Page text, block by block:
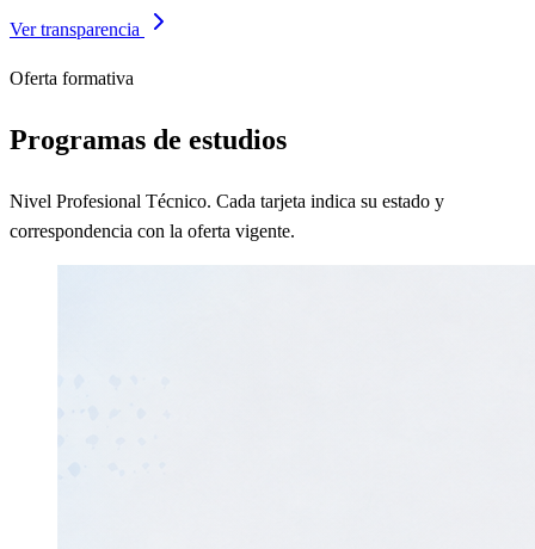
Ver transparencia
Oferta formativa
Programas de estudios
Nivel Profesional Técnico. Cada tarjeta indica su estado y
correspondencia con la oferta vigente.